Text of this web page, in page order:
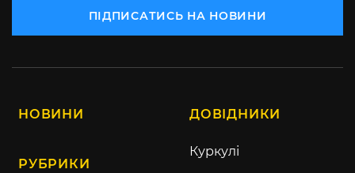
ПІДПИСАТИСЬ НА НОВИНИ
НОВИНИ
РУБРИКИ
ДОВІДНИКИ
Куркулі